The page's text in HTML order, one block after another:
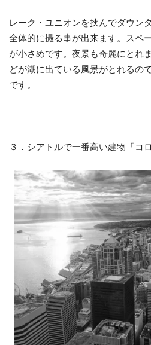
レーク・ユニオンを挟んでダウン
全体的に撮る事が出来ます。スペ
が小さめです。夜景も奇麗にとれ
どが湖に出ている風景がとれるの
です。
３．シアトルで一番高い建物「コ